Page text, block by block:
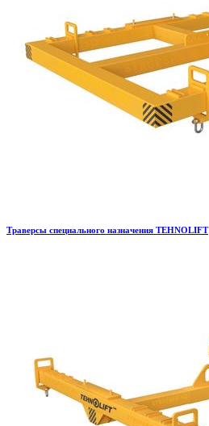
Траверсы специального назначения TEHNOLIFT